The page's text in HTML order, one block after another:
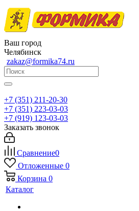
Ваш город
Челябинск
zakaz@formika74.ru
+7 (351) 211-20-30
+7 (351) 223-03-03
+7 (919) 123-03-03
Заказать звонок
Сравнение0
Отложенные 0
Корзина 0
Каталог